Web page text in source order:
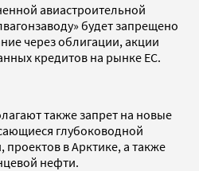
авиастроительной
будет запрещено
через облигации, акции
кредитов на рынке ЕС.
также запрет на новые
глубоководной
в Арктике, а также
нефти.